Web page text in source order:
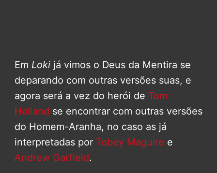
Em Loki já vimos o Deus da Mentira se
deparando com outras versões suas, e
agora será a vez do herói de Tom
Holland se encontrar com outras versões
do Homem-Aranha, no caso as já
interpretadas por Tobey Maguire e
Andrew Garfield.